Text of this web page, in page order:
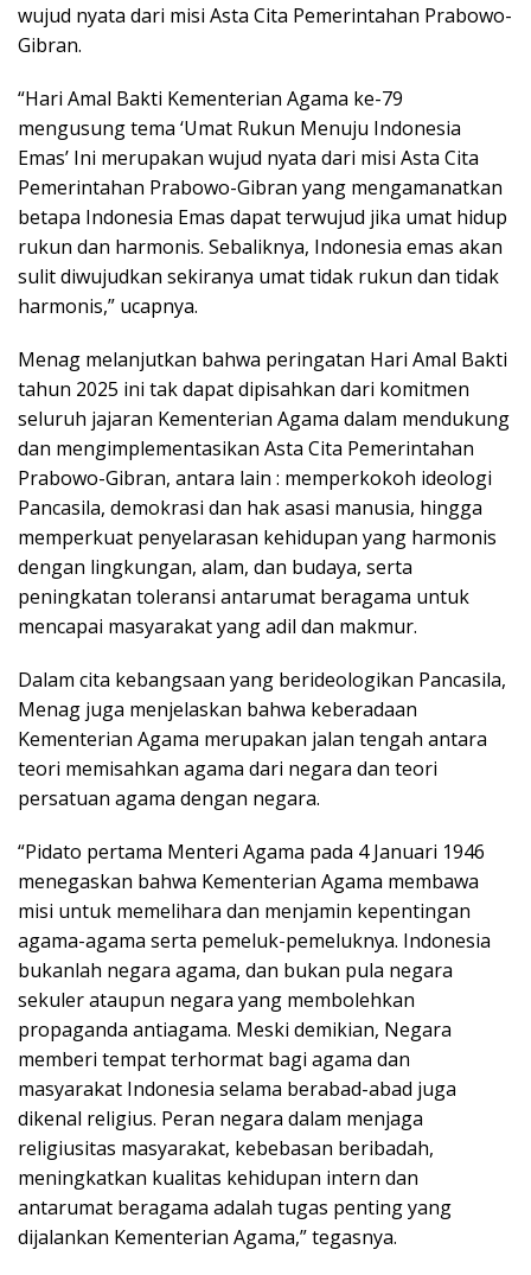
wujud nyata dari misi Asta Cita Pemerintahan Prabowo-
Gibran.
“Hari Amal Bakti Kementerian Agama ke-79
mengusung tema ‘Umat Rukun Menuju Indonesia
Emas’ Ini merupakan wujud nyata dari misi Asta Cita
Pemerintahan Prabowo-Gibran yang mengamanatkan
betapa Indonesia Emas dapat terwujud jika umat hidup
rukun dan harmonis. Sebaliknya, Indonesia emas akan
sulit diwujudkan sekiranya umat tidak rukun dan tidak
harmonis,” ucapnya.
Menag melanjutkan bahwa peringatan Hari Amal Bakti
tahun 2025 ini tak dapat dipisahkan dari komitmen
seluruh jajaran Kementerian Agama dalam mendukung
dan mengimplementasikan Asta Cita Pemerintahan
Prabowo-Gibran, antara lain : memperkokoh ideologi
Pancasila, demokrasi dan hak asasi manusia, hingga
memperkuat penyelarasan kehidupan yang harmonis
dengan lingkungan, alam, dan budaya, serta
peningkatan toleransi antarumat beragama untuk
mencapai masyarakat yang adil dan makmur.
Dalam cita kebangsaan yang berideologikan Pancasila,
Menag juga menjelaskan bahwa keberadaan
Kementerian Agama merupakan jalan tengah antara
teori memisahkan agama dari negara dan teori
persatuan agama dengan negara.
“Pidato pertama Menteri Agama pada 4 Januari 1946
menegaskan bahwa Kementerian Agama membawa
misi untuk memelihara dan menjamin kepentingan
agama-agama serta pemeluk-pemeluknya. Indonesia
bukanlah negara agama, dan bukan pula negara
sekuler ataupun negara yang membolehkan
propaganda antiagama. Meski demikian, Negara
memberi tempat terhormat bagi agama dan
masyarakat Indonesia selama berabad-abad juga
dikenal religius. Peran negara dalam menjaga
religiusitas masyarakat, kebebasan beribadah,
meningkatkan kualitas kehidupan intern dan
antarumat beragama adalah tugas penting yang
dijalankan Kementerian Agama,” tegasnya.